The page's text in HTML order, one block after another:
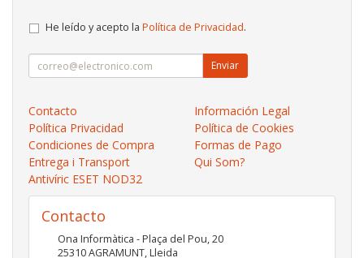
He leído y acepto la Política de Privacidad.
Enviar
Contacto
Información Legal
Política Privacidad
Política de Cookies
Condiciones de Compra
Formas de Pago
Entrega i Transport
Qui Som?
Antivíric ESET NOD32
Contacto
Ona Informàtica - Plaça del Pou, 20
25310AGRAMUNT,Lleida